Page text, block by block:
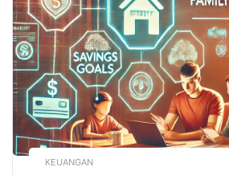
budaya setiap masyarakat. Salah
kuat […]
KEUANGAN